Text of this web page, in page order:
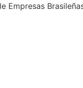
Empresas